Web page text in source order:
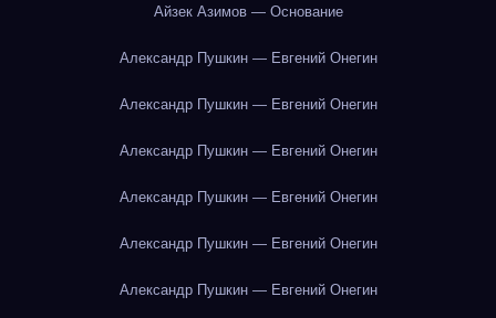
Айзек Азимов — Основание
Александр Пушкин — Евгений Онегин
Александр Пушкин — Евгений Онегин
Александр Пушкин — Евгений Онегин
Александр Пушкин — Евгений Онегин
Александр Пушкин — Евгений Онегин
Александр Пушкин — Евгений Онегин